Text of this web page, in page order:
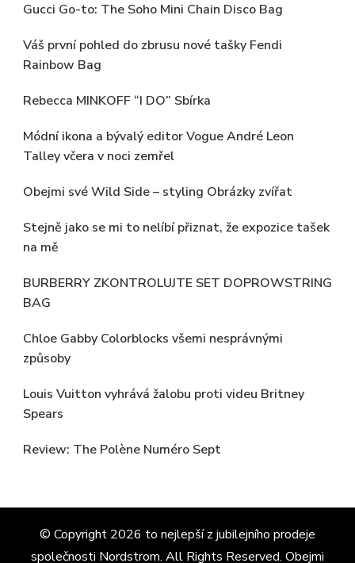
Gucci Go-to: The Soho Mini Chain Disco Bag
Váš první pohled do zbrusu nové tašky Fendi
Rainbow Bag
Rebecca MINKOFF “I DO” Sbírka
Módní ikona a bývalý editor Vogue André Leon
Talley včera v noci zemřel
Obejmi své Wild Side – styling Obrázky zvířat
Stejně jako se mi to nelíbí přiznat, že expozice tašek
na mě
BURBERRY ZKONTROLUJTE SET DOPROWSTRING
BAG
Chloe Gabby Colorblocks všemi nesprávnými
způsoby
Louis Vuitton vyhrává žalobu proti videu Britney
Spears
Review: The Polène Numéro Sept
© Copyright 2026 to nejlepší z jubilejního prodeje
společnosti Nordstrom. All Rights Reserved. Obejmi